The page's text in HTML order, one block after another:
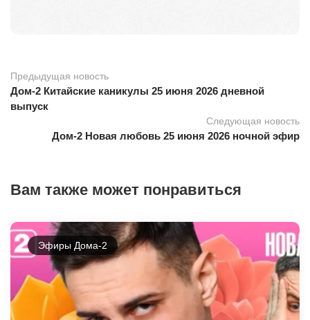
Предыдущая новость
Дом-2 Китайские каникулы 25 июня 2026 дневной
выпуск
Следующая новость
Дом-2 Новая любовь 25 июня 2026 ночной эфир
Вам также может понравиться
Эфиры Дома-2